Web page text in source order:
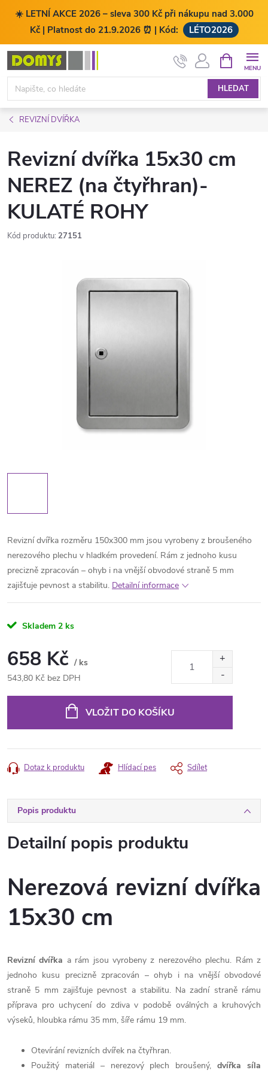
☀️ LETNÍ AKCE 2026 – sleva 300 Kč při nákupu nad 3.000
Kč | Platnost do 21.9.2026 ⏰ | Kód:
LÉTO2026
Přejít
obsah
HLEDAT
NÁKUPNÍ
KOŠÍK
REVIZNÍ DVÍŘKA
Revizní dvířka 15x30 cm
NEREZ (na čtyřhran)-
KULATÉ ROHY
Kód produktu: 27151
Revizní dvířka rozměru 150x300 mm jsou vyrobeny z broušeného
nerezového plechu v hladkém provedení. Rám z jednoho kusu
precizně zpracován – ohyb i na vnější obvodové straně 5 mm
zajišťuje pevnost a stabilitu. Detailní informace
Skladem 2 ks
658 Kč / ks
543,80 Kč bez DPH
VLOŽIT DO KOŠÍKU
Dotaz k produktu Hlídací pes Sdílet
Popis produktu
Detailní popis produktu
Nerezová revizní dvířka
15x30 cm
Revizní dvířka a rám jsou vyrobeny z nerezového plechu. Rám z
jednoho kusu precizně zpracován – ohyb i na vnější obvodové
straně 5 mm zajišťuje pevnost a stabilitu. Na zadní straně rámu
příprava pro uchycení do zdiva v podobě oválných a kruhových
výseků, hloubka rámu 35 mm, šíře rámu 19 mm.
Otevírání revizních dvířek na čtyřhran.
Použitý materiál – nerezový plech broušený,dvířka síla